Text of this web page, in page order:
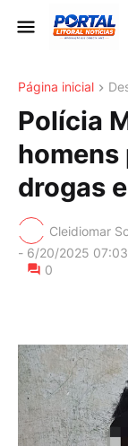
Página inicial
Polícia
drogas
Cleidiomar
- 6/20/2025
0